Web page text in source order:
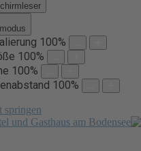
100%
100%
100%
100%
springen